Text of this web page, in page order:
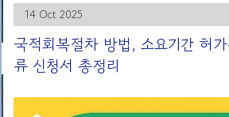
14 Oct 2025
국적회복절차 방법, 소요기간 허
류 신청서 총정리